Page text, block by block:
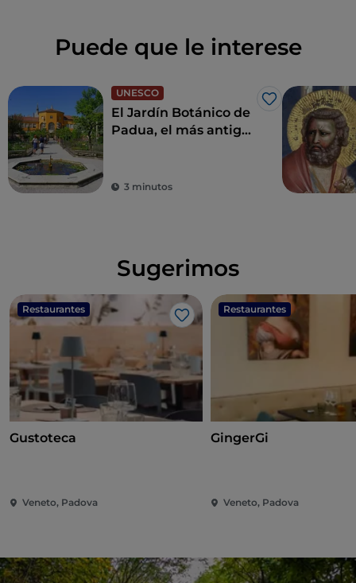
Puede que le interese
UNESCO
Me gusta
El Jardín Botánico de
Padua, el más antiguo
3 minutos
Sugerimos
Restaurantes
Me gusta
Gustoteca
Veneto, Padova
Restaurantes
GingerGi
Veneto, Padova